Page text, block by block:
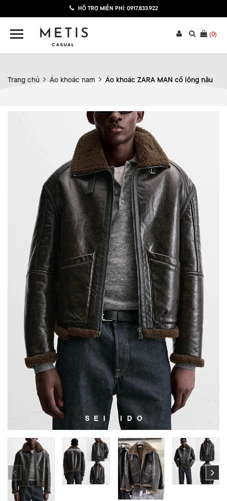
HỖ TRỢ MIỄN PHÍ: 0917.833.922
(0)
Trang chủ Áo khoác nam Áo khoác ZARA MAN cổ lông nâu